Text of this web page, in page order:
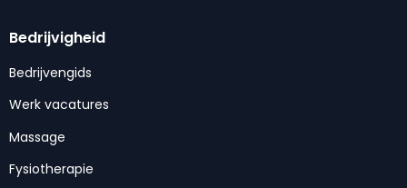
Bedrijvigheid
Bedrijvengids
Werk vacatures
Massage
Fysiotherapie